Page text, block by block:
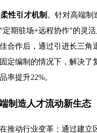
性引才机制 。针对高端制
定期驻场+远程协作"的灵
合作后，通过引进长三角
定编制的情况下，解决了
率提升22%。
制造人才流动新生态
推动行业变革：通过建立